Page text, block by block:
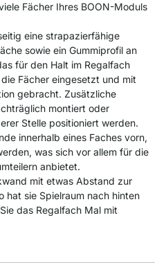
Fächer Ihres BOON-Moduls
eine strapazierfähige
sowie ein Gummiprofil an
für den Halt im Regalfach
Fächer eingesetzt und mit
gebracht. Zusätzliche
montiert oder
Stelle positioniert werden.
innerhalb eines Faches vorn,
was sich vor allem für die
anbietet.
mit etwas Abstand zur
hat sie Spielraum nach hinten
das Regalfach Mal mit